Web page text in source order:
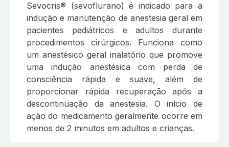
Sevocris® (sevoflurano) é indicado para a
indução e manutenção de anestesia geral em
pacientes pediátricos e adultos durante
procedimentos cirúrgicos. Funciona como
um anestésico geral inalatório que promove
uma indução anestésica com perda de
consciência rápida e suave, além de
proporcionar rápida recuperação após a
descontinuação da anestesia. O início de
ação do medicamento geralmente ocorre em
menos de 2 minutos em adultos e crianças.